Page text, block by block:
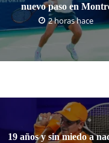
nuevo paso en
2 horas hace
19 años y sin miedo a